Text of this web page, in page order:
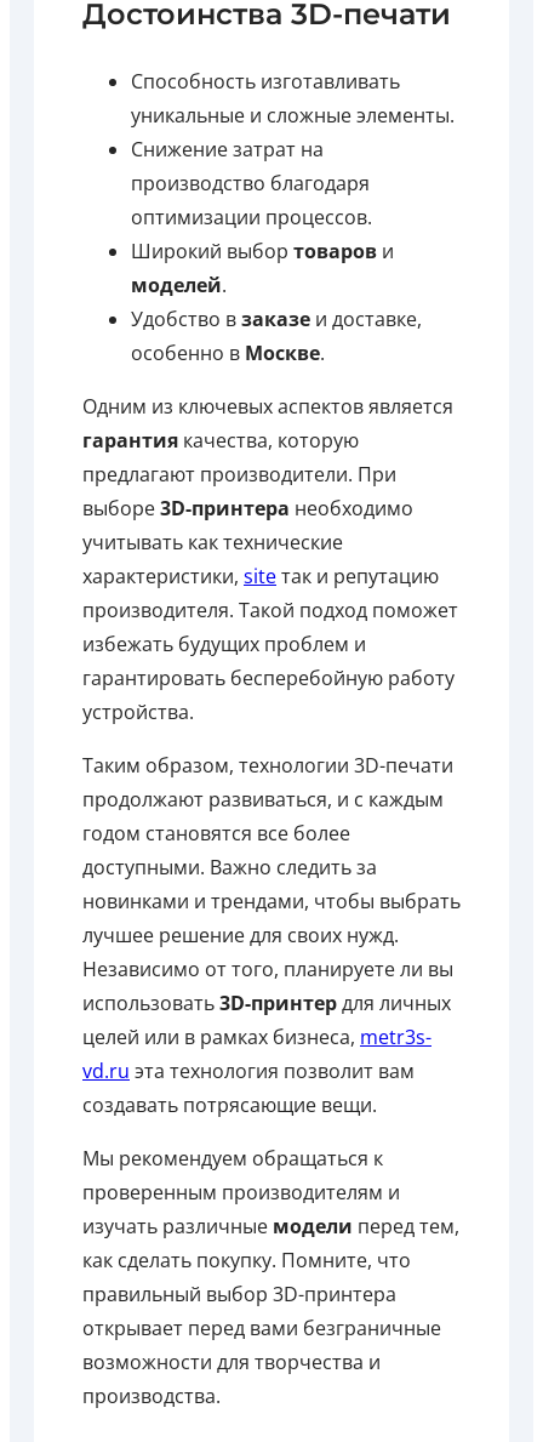
Достоинства 3D-печати
Способность изготавливать
уникальные и сложные элементы.
Снижение затрат на
производство благодаря
оптимизации процессов.
Широкий выбор товаров и
моделей.
Удобство взаказе и доставке,
особенно в Москве.
Одним из ключевых аспектов является
гарантия качества, которую
предлагают производители. При
выборе3D-принтера необходимо
учитывать как технические
характеристики, siteтак и репутацию
производителя. Такой подход поможет
избежать будущих проблем и
гарантировать бесперебойную работу
устройства.
Таким образом, технологии 3D-печати
продолжают развиваться, и с каждым
годом становятся все более
доступными. Важно следить за
новинками и трендами, чтобы выбрать
лучшее решение для своих нужд.
Независимо от того, планируете ли вы
использовать3D-принтердля личных
целей или в рамках бизнеса, metr3s-
vd.ru эта технология позволит вам
создавать потрясающие вещи.
Мы рекомендуем обращаться к
проверенным производителям и
изучать различные модели перед тем,
как сделать покупку. Помните, что
правильный выбор 3D-принтера
открывает перед вами безграничные
возможности для творчества и
производства.